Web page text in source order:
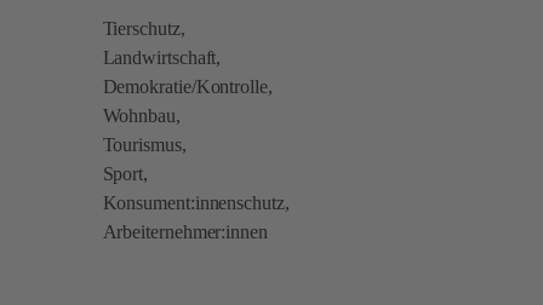
Tierschutz,
Landwirtschaft,
Demokratie/Kontrolle,
Wohnbau,
Tourismus,
Sport,
Konsument:innenschutz,
Arbeiternehmer:innen